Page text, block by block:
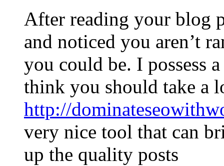
After reading your blog
and noticed you aren’t
you could be. I possess
think you should take a
http://
very nice tool that can
up the quality posts